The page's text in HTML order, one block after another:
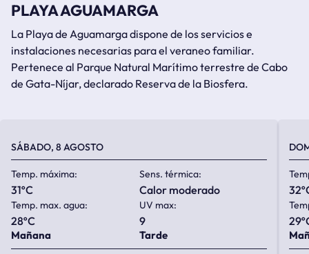
PLAYA AGUAMARGA
La Playa de Aguamarga dispone de los servicios e
instalaciones necesarias para el veraneo familiar.
Pertenece al Parque Natural Marítimo terrestre de Cabo
de Gata-Níjar, declarado Reserva de la Biosfera.
SÁBADO, 8 AGOSTO
Temp. máxima:
31ºC
Sens. térmica:
calor moderado
Temp. max. agua:
28ºC
UV max:
9
Mañana Tarde